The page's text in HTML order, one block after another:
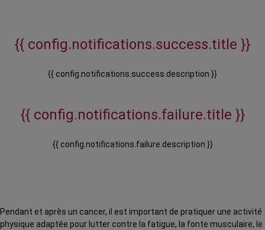
{{ config.notifications.success.title }}
{{ config.notifications.success.description }}
{{ config.notifications.failure.title }}
{{ config.notifications.failure.description }}
Pendant et après un cancer, il est important de pratiquer une activité
physique adaptée pour lutter contre la fatigue, la fonte musculaire, le